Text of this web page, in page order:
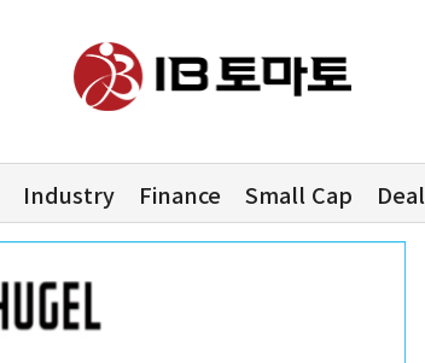
Industry Finance Small Cap Deal